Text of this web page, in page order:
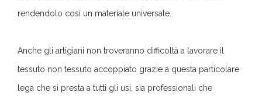
rendendolo così un materiale universale.
Anche gli artigiani non troveranno difficoltà a lavorare il
tessuto non tessuto accoppiato grazie a questa particolare
lega che si presta a tutti gli usi, sia professionali che